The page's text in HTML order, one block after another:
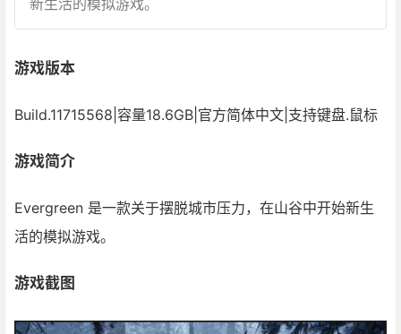
游戏版本
Build.11715568|容量18.6GB|官方简体中文|支持键盘.鼠标
游戏简介
Evergreen 是一款关于摆脱城市压力，在山谷中开始新生
活的模拟游戏。
游戏截图